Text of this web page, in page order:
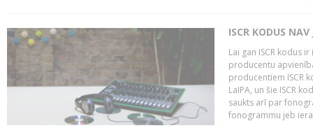
ISCR KODUS
Lai gan ISCR kodus
producentu
producentiem ISCR
LaIPA, un šie ISCR
saukts arī par
fonogrammu jeb